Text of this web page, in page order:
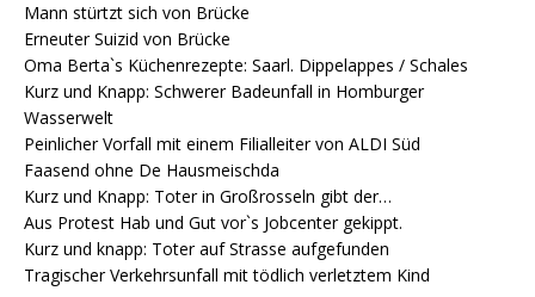
Mann stürtzt sich von Brücke
Erneuter Suizid von Brücke
Oma Berta`s Küchenrezepte: Saarl. Dippelappes / Schales
Kurz und Knapp: Schwerer Badeunfall in Homburger
Wasserwelt
Peinlicher Vorfall mit einem Filialleiter von ALDI Süd
Faasend ohne De Hausmeischda
Kurz und Knapp: Toter in Großrosseln gibt der…
Aus Protest Hab und Gut vor`s Jobcenter gekippt.
Kurz und knapp: Toter auf Strasse aufgefunden
Tragischer Verkehrsunfall mit tödlich verletztem Kind